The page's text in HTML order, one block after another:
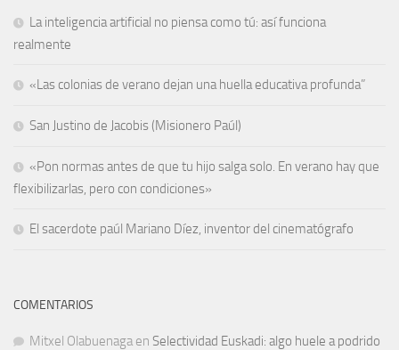
La inteligencia artificial no piensa como tú: así funciona
realmente
«Las colonias de verano dejan una huella educativa profunda”
San Justino de Jacobis (Misionero Paúl)
«Pon normas antes de que tu hijo salga solo. En verano hay que
flexibilizarlas, pero con condiciones»
El sacerdote paúl Mariano Díez, inventor del cinematógrafo
COMENTARIOS
Mitxel Olabuenaga en Selectividad Euskadi: algo huele a podrido